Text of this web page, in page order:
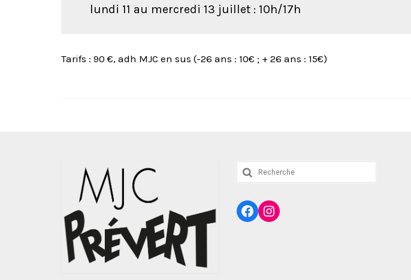
lundi 11 au mercredi 13 juillet : 10h/17h
Tarifs : 90 €, adh MJC en sus (-26 ans : 10€ ; + 26 ans : 15€)
Rechercher
:
Facebook
Instagram